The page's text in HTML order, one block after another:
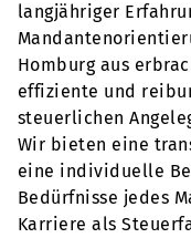
langjähriger
Homburg aus
effiziente und
steuerlichen
Wir bieten eine
eine individuelle
Bedürfnisse jedes
Karriere als